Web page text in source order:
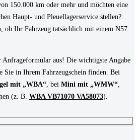
150.000 km oder mehr und möchten eine
Haupt- und Pleuellagerservice stellen?
ob Ihr Fahrzeug tatsächlich mit einem N57
Anfrageformular aus! Die wichtigste Angabe
Sie in Ihrem Fahrzeugschein finden. Bei
mit „WBA“ , bei Mini mit „WMW“
(z. B. WBA VB71070 VA58073).